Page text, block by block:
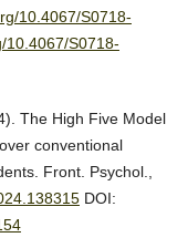
10.4067/S0718-
10.4067/S0718-
The High Five Model
conventional
Front. Psychol.,
DOI: